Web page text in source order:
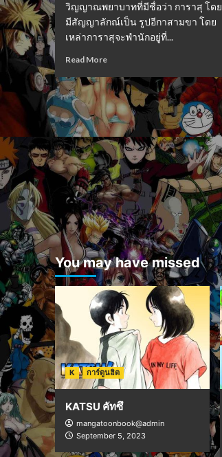
วิญญาณพยาบาทที่มีชื่อว่า การาสุ โดย
มีสัญญาลักณ์เป็น รูปอีกาสามขา โดย
เหล่าการาสุจะพำนักอยู่ที่...
Read More
You may have missed
K การ์ตูนฮิต
KATSU คัทซึ
mangatoonbook@admin
September 5, 2023